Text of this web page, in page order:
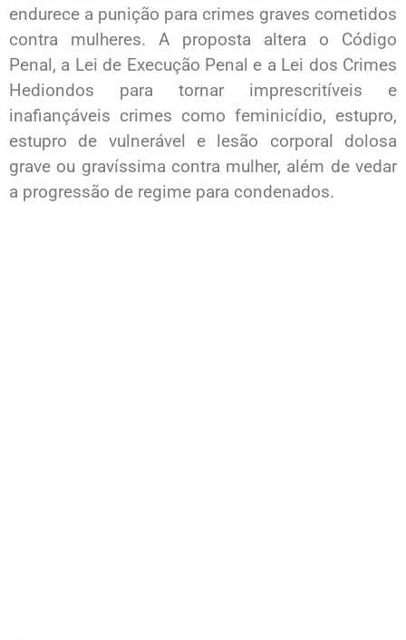
endurece a punição para crimes graves cometidos
contra mulheres. A proposta altera o Código
Penal, a Lei de Execução Penal e a Lei dos Crimes
Hediondos para tornar imprescritíveis e
inafiançáveis crimes como feminicídio, estupro,
estupro de vulnerável e lesão corporal dolosa
grave ou gravíssima contra mulher, além de vedar
a progressão de regime para condenados.